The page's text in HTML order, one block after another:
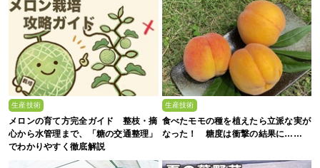
生産技術
メロンの育て方完全ガイド 整枝・摘
心から水管理まで、「糖の交通整理」
でわかりやすく徹底解説
生産技術
食べたモモの種を植えたら立派な実が
なった！ 糖度は衝撃の結果に……